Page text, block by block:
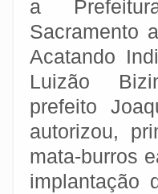
a
Sacramento
Acatando
Luizão
prefeito
autorizou,
mata-burros
implantação